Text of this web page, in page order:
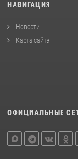
НАВИГАЦИЯ
Новости
Карта сайта
ОФИЦИАЛЬНЫЕ